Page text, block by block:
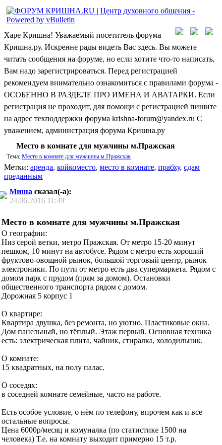
Харе Кришна! Уважаемый посетитель форума
Кришна.ру. Искренне рады видеть Вас здесь. Вы можете
читать сообщения на форуме, но если хотите что-то написать,
Вам надо зарегистрироваться. Перед регистрацией
рекомендуем внимательно ознакомиться с правилами форума -
ОСОБЕННО В РАЗДЕЛЕ ПРО ИМЕНА И АВАТАРКИ. Если
регистрация не проходит, для помощи с регистрацией пишите
на адрес техподдержки форума krishna-forum@yandex.ru С
уважением, администрация форума Кришна.ру
Место в комнате для мужчины м.Пражская
Тема: Место в комнате для мужчины м.Пражская
Метки: аренда, койкоместо, место в комнате, прабху, сдам
преданным
Миша сказал(-а):
24.06.2016 11:49
Место в комнате для мужчины м.Пражская
О географии:
Низ серой ветки, метро Пражская. От метро 15-20 минут
пешком, 10 минут на автобусе. Рядом с метро есть хороший
фруктово-овощной рынок, большой торговый центр, рынок
электроники. По пути от метро есть два супермаркета. Рядом с
домом парк с прудом (прям за домом). Остановки
общественного транспорта рядом с домом.
Дорожная 5 корпус 1
О квартире:
Квартира двушка, без ремонта, но уютно. Пластиковые окна.
Дом панельный, но тёплый. Этаж первый. Основная техника
есть: электрическая плита, чайник, стиралка, холодильник.
О комнате:
15 квадратных, на полу палас.
О соседях:
в соседней комнате семейные, часто на работе.
Есть особое условие, о нём по телефону, впрочем как и все
остальные вопросы.
Цена 6000р/месяц и комуналка (по статистике 1500 на
человека) Т.е. на комнату выходит примерно 15 т.р.